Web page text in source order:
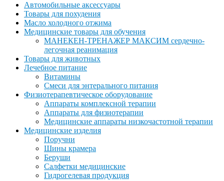
Автомобильные аксессуары
Товары для похудения
Масло холодного отжима
Медицинские товары для обучения
МАНЕКЕН-ТРЕНАЖЕР МАКСИМ сердечно-
легочная реанимация
Товары для животных
Лечебное питание
Витамины
Смеси для энтерального питания
Физиотерапевтическое оборудование
Аппараты комплексной терапии
Аппараты для физиотерапии
Медицинские аппараты низкочастотной терапии
Медицинские изделия
Поручни
Шины крамера
Беруши
Салфетки медицинские
Гидрогелевая продукция